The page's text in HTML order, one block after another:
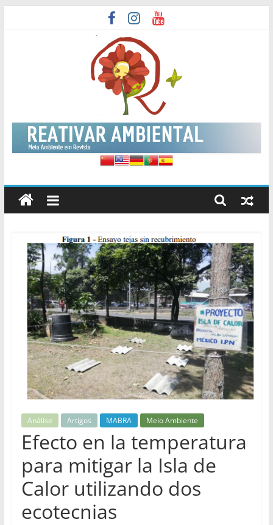
Reativar
Ambiental
Meio
Ambiente
Análise Artigos MABRA Meio Ambiente
Efecto en la temperatura
para mitigar la Isla de
Calor utilizando dos
ecotecnias